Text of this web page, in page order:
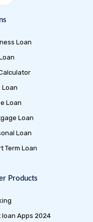
Loan
Loan
Loan
Loan
Loan
Term Loan
Products
loan Apps 2024